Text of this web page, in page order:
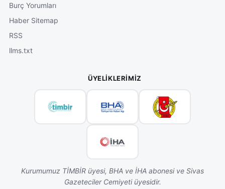
Burç Yorumları
Haber Sitemap
RSS
llms.txt
ÜYELIKLERIMIZ
Kurumumuz TİMBİR üyesi, BHA ve İHA abonesi ve Sivas
Gazeteciler Cemiyeti üyesidir.